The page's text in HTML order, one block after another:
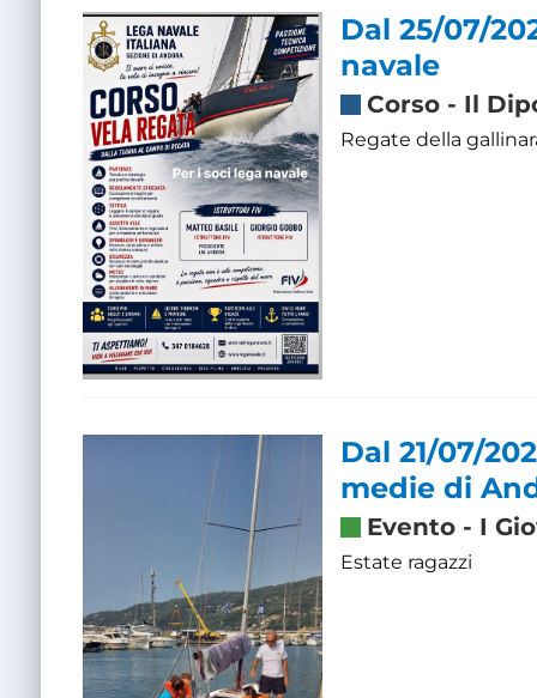
Dal 25/07/
navale
Corso- Il
Regate della
Dal 21/07/
medie di
Evento- I
Estate ragazzi